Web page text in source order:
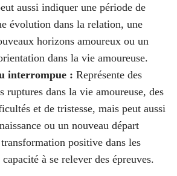
aussi indiquer une période de
évolution dans la relation, une
horizons amoureux ou un
dans la vie amoureuse.
interrompue : Représente des
ruptures dans la vie amoureuse, des
et de tristesse, mais peut aussi
ou un nouveau départ
positive dans les
à se relever des épreuves.